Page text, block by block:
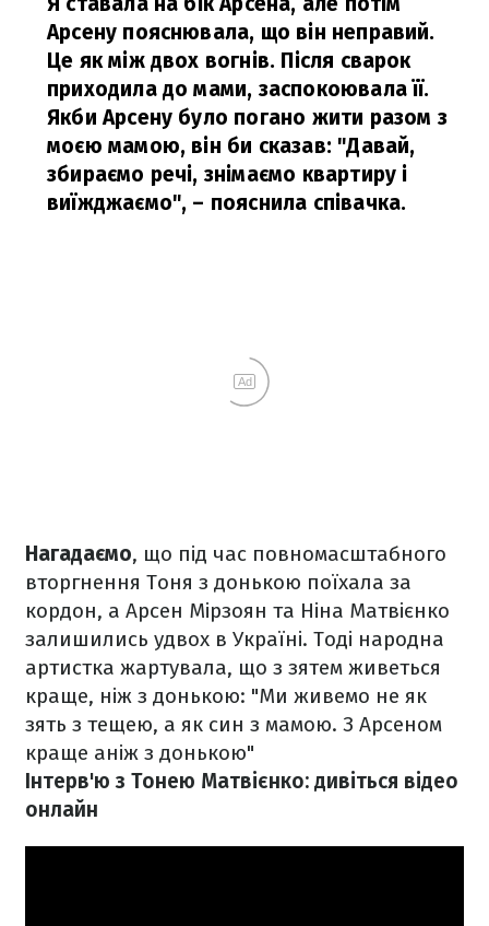
Арсену пояснювала, що він неправий.
Це як між двох вогнів. Після сварок
приходила до мами, заспокоювала її.
Якби Арсену було погано жити разом з
моєю мамою, він би сказав: "Давай,
збираємо речі, знімаємо квартиру і
виїжджаємо", – пояснила співачка.
Ad
Нагадаємо, що під час повномасштабного
вторгнення Тоня з донькою поїхала за
кордон, а Арсен Мірзоян та Ніна Матвієнко
залишились удвох в Україні. Тоді народна
артистка жартувала, що з зятем живеться
краще, ніж з донькою: "Ми живемо не як
зять з тещею, а як син з мамою. З Арсеном
краще аніж з донькою"
Інтерв'ю з Тонею Матвієнко: дивіться відео
онлайн